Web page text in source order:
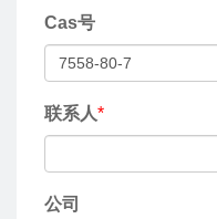
Cas号
联系人*
公司